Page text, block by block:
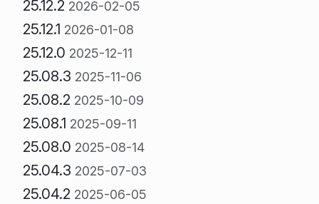
25.12.2 2026-02-05
25.12.1 2026-01-08
25.12.0 2025-12-11
25.08.3 2025-11-06
25.08.2 2025-10-09
25.08.1 2025-09-11
25.08.0 2025-08-14
25.04.3 2025-07-03
25.04.2 2025-06-05